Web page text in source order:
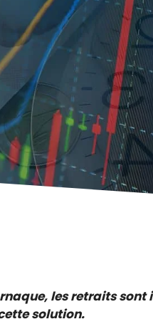
les retraits
solution.